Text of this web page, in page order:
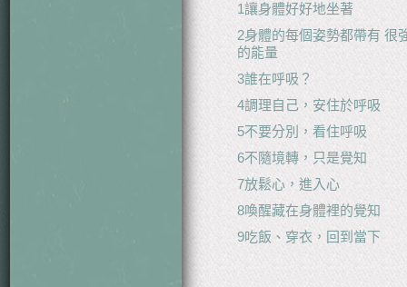
1讓身體好好地坐著
2身體的每個姿勢都帶有 很
的能量
3誰在呼吸？
4調理自己，安住於呼吸
5不要分別，看住呼吸
6不隨境轉，只是覺知
7放鬆心，進入心
8喚醒藏在身體裡的覺知
9吃飯、穿衣，回到當下